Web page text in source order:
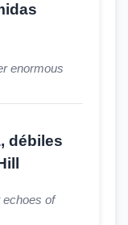
enormous
débiles
echoes of